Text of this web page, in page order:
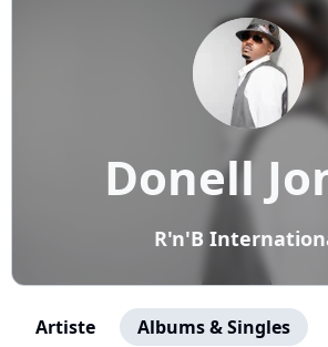
Donell
R'n'B
Artiste Albums & Singles